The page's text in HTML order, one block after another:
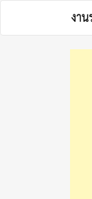
content